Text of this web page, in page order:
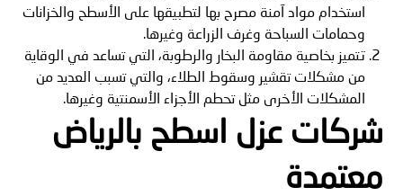
استخدام مواد آمنة مصرح بها لتطبيقها على الأسطح والخزانات
وحمامات السباحة وغرف الزراعة وغيرها.
تتميز بخاصية مقاومة البخار والرطوبة، التي تساعد في الوقاية
من مشكلات تقشير وسقوط الطلاء، والتي تسبب العديد من
المشكلات الأخرى مثل تحطم الأجزاء الأسمنتية وغيرها.
شركات عزل اسطح بالرياض
معتمدة